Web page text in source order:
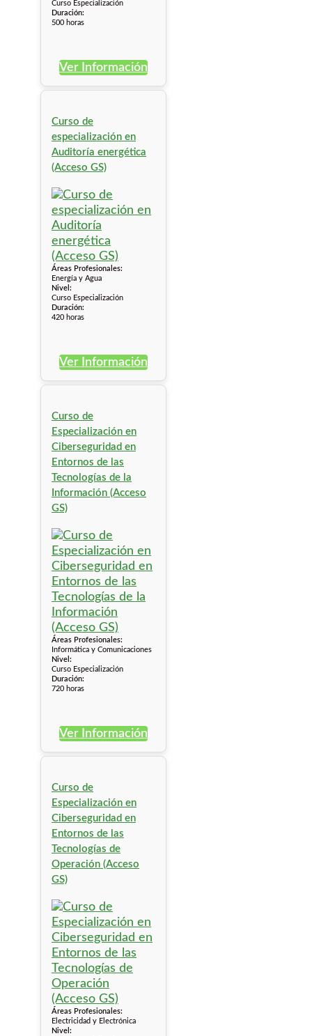
Curso Especialización
Duración:
500 horas
Ver Información
Curso de
especialización en
Auditoría energética
(Acceso GS)
Áreas Profesionales:
Energía y Agua
Nivel:
Curso Especialización
Duración:
420 horas
Ver Información
Curso de
Especialización en
Ciberseguridad en
Entornos de las
Tecnologías de la
Información (Acceso
GS)
Áreas Profesionales:
Informática y Comunicaciones
Nivel:
Curso Especialización
Duración:
720 horas
Ver Información
Curso de
Especialización en
Ciberseguridad en
Entornos de las
Tecnologías de
Operación (Acceso
GS)
Áreas Profesionales:
Electricidad y Electrónica
Nivel: